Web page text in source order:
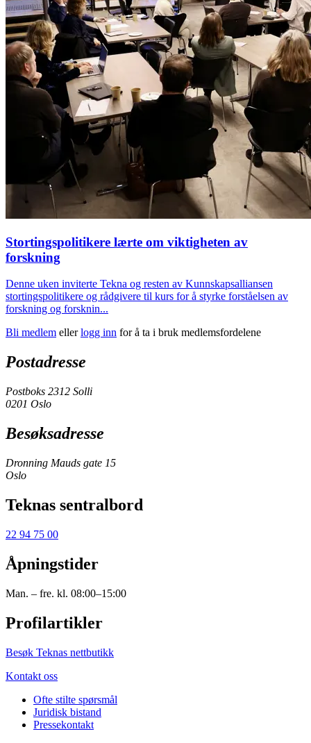
Stortingspolitikere lærte om viktigheten av
forskning
Denne uken inviterte Tekna og resten av Kunnskapsalliansen
stortingspolitikere og rådgivere til kurs for å styrke forståelsen av
forskning og forsknin...
Bli medlem ellerlogg inn for å ta i bruk medlemsfordelene
Postadresse
Postboks 2312 Solli
0201 Oslo
Besøksadresse
Dronning Mauds gate 15
Oslo
Teknas sentralbord
22 94 75 00
Åpningstider
Man. – fre. kl. 08:00–15:00
Profilartikler
Besøk Teknas nettbutikk
Kontakt oss
Ofte stilte spørsmål
Juridisk bistand
Pressekontakt